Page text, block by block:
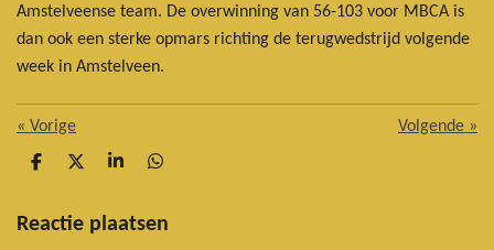
Amstelveense team. De overwinning van 56-103 voor MBCA is
dan ook een sterke opmars richting de terugwedstrijd volgende
week in Amstelveen.
« Vorige Volgende »
D
e
D
l
S
r
D
e
Reactie plaatsen